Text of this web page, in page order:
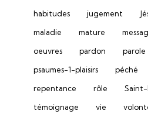
habitudes
jugement
maladie
mature
oeuvres
pardon parole
psaumes-1-plaisirs
péché
repentance
rôle Saint-
témoignage
vie